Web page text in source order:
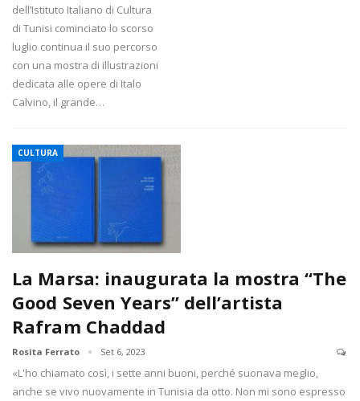
dell’Istituto Italiano di Cultura
di Tunisi cominciato lo scorso
luglio continua il suo percorso
con una mostra di illustrazioni
dedicata alle opere di Italo
Calvino, il grande…
CULTURA
La Marsa: inaugurata la mostra “The
Good Seven Years” dell’artista
Rafram Chaddad
Rosita Ferrato Set 6, 2023
«L'ho chiamato così, i sette anni buoni, perché suonava meglio,
anche se vivo nuovamente in Tunisia da otto. Non mi sono espresso